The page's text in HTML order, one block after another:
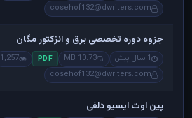
cosehof132@dwriters.com
جزوه دوره تخصصی برق و انژکتور مگان
1 سال پیش 10.73 MB
PDF
1,257
cosehof132@dwriters.com
پین اوت ایسیو دلفی